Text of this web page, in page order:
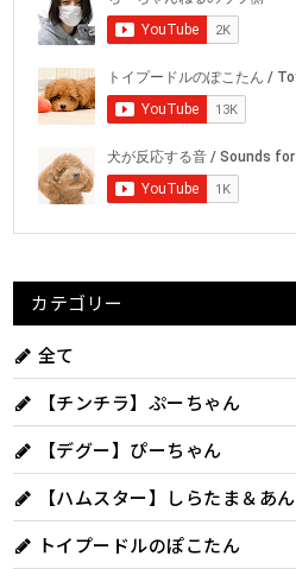
カテゴリー
全て
【チンチラ】ぷーちゃん
【デグー】ぴーちゃん
【ハムスター】しらたま＆あ
トイプードルのぽこたん